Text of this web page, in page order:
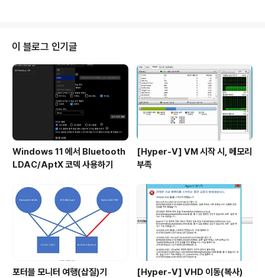
니다. ( http://wifi.nintendo.co.jp/usb-connector/in
dex.html ; 실제로는 버팔로사의 무선랜카드 OEM) 일반
USB 타입 무선랜카드와 거의 동일한 형태이지만, 이 USB
커넥터의 경우는 동봉된 소프트웨어를 통해서 AP모드를
지원합니다. 물..
이 블로그 인기글
Windows 11 에서 Bluetooth
LDAC/AptX 코덱 사용하기
[Hyper-V] VM 시작 시, 메모리
부족
포터블 모니터 여행(삽질)기
[Hyper-V] VHD 이동(복사)